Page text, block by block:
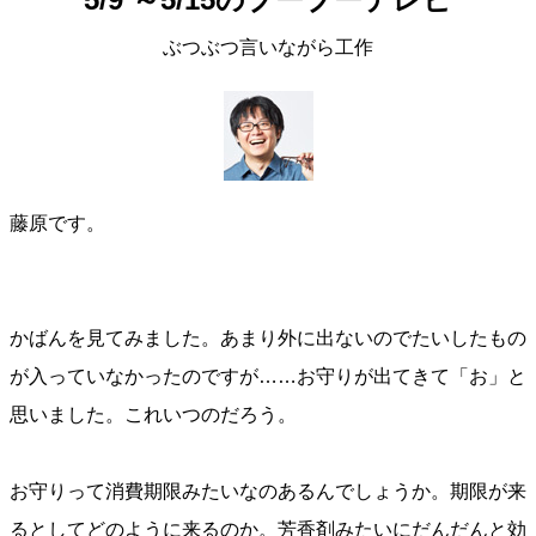
ぶつぶつ言いながら工作
藤原です。
かばんを見てみました。あまり外に出ないのでたいしたもの
が入っていなかったのですが……お守りが出てきて「お」と
思いました。これいつのだろう。
お守りって消費期限みたいなのあるんでしょうか。期限が来
るとしてどのように来るのか。芳香剤みたいにだんだんと効